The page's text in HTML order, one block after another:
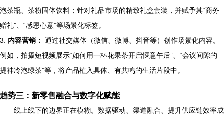
泡茶瓶、茶粉固体饮料；针对礼品市场的精致礼盒套装，并赋予其“商务
赠礼”、“感恩心意”等场景化标签。
3. 内容营销： 通过社交媒体（微信、微博、抖音等）创作场景化内容。
例如，拍摄短视频展示“如何用一杯花果茶开启惬意午后”、“会议间隙的
提神冷泡绿茶”等，将产品植入具体、有共鸣的生活片段中。
趋势三：新零售融合与数字化赋能
线上线下的边界正在模糊。数据驱动、渠道融合、提升供应链效率成